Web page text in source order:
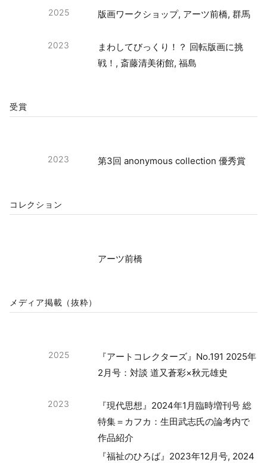
2025 版画ワークショップ, アーツ前橋, 群馬
2023
まわしてびっくり！？ 回転版画に挑
戦！, 斎藤清美術館, 福島
受賞
2023 第3回 anonymous collection 優秀賞
コレクション
アーツ前橋
メディア掲載（抜粋）
2025
『アートコレクターズ』No.191 2025年
2月号：対談 道又蒼彩×秋元雄史
2023
『現代思想』2024年1月臨時増刊号 総
特集＝カフカ：生田武志氏の論考内で
作品紹介
『福祉のひろば』2023年12月号, 2024